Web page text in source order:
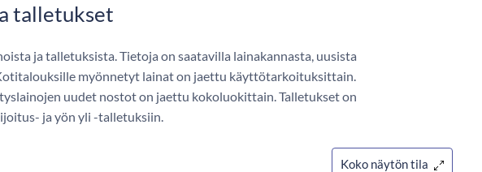
talletukset
ja talletuksista. Tietoja on saatavilla lainakannasta, uusista
myönnetyt lainat on jaettu käyttötarkoituksittain.
uudet nostot on jaettu kokoluokittain. Talletukset on
ja yön yli -talletuksiin.
Koko näytön tila